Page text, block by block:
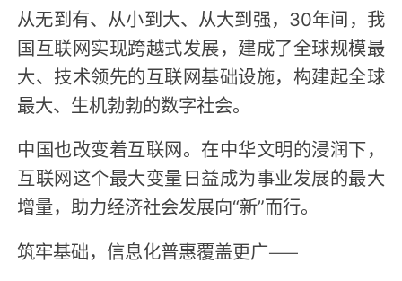
从无到有、从小到大、从大到强，30年间，我
国互联网实现跨越式发展，建成了全球规模最
大、技术领先的互联网基础设施，构建起全球
最大、生机勃勃的数字社会。
中国也改变着互联网。在中华文明的浸润下，
互联网这个最大变量日益成为事业发展的最大
增量，助力经济社会发展向“新”而行。
筑牢基础，信息化普惠覆盖更广——